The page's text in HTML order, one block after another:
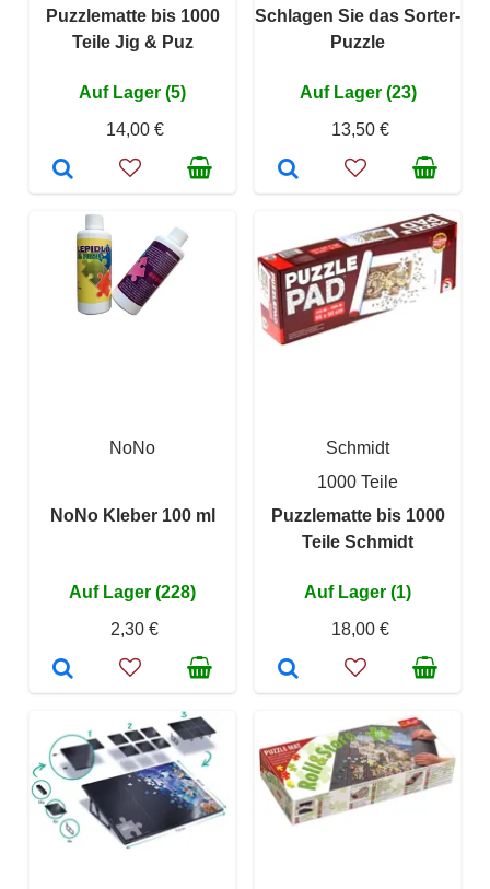
Puzzlematte bis 1000
Teile Jig & Puz
Auf Lager (5)
14,00 €
Schlagen Sie das Sorter-
Puzzle
Auf Lager (23)
13,50 €
NoNo
NoNo Kleber 100 ml
Auf Lager (228)
2,30 €
Schmidt
1000 Teile
Puzzlematte bis 1000
Teile Schmidt
Auf Lager (1)
18,00 €